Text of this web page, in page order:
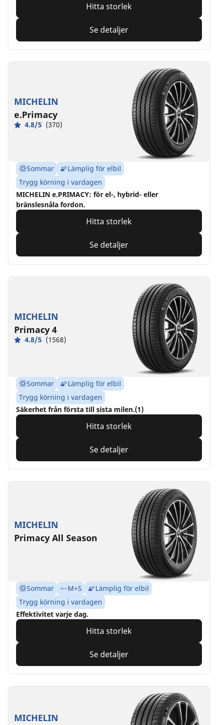
Hitta storlek
Se detaljer
MICHELIN
e.Primacy
4.8/5 (370)
Sommar
Lämplig för elbil
Trygg körning i vardagen
MICHELIN e.PRIMACY: för el-, hybrid- eller
bränslesnåla fordon.
Hitta storlek
Se detaljer
MICHELIN
Primacy 4
4.8/5 (1568)
Sommar
Lämplig för elbil
Trygg körning i vardagen
Säkerhet från första till sista milen.(1)
Hitta storlek
Se detaljer
MICHELIN
Primacy All Season
Sommar M+S
Lämplig för elbil
Trygg körning i vardagen
Effektivitet varje dag.
Hitta storlek
Se detaljer
MICHELIN